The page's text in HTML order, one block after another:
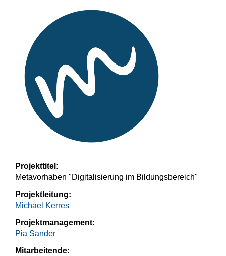
Projekttitel:
Metavorhaben "Digitalisierung im Bildungsbereich"
Projektleitung:
Michael Kerres
Projektmanagement:
Pia Sander
Mitarbeitende: